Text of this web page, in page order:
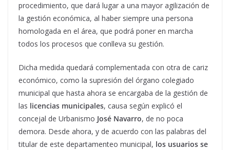
procedimiento, que dará lugar a una mayor agilización de
la gestión económica, al haber siempre una persona
homologada en el área, que podrá poner en marcha
todos los procesos que conlleva su gestión.
Dicha medida quedará complementada con otra de cariz
económico, como la supresión del órgano colegiado
municipal que hasta ahora se encargaba de la gestión de
las licencias municipales, causa según explicó el
concejal de Urbanismo José Navarro, de no poca
demora. Desde ahora, y de acuerdo con las palabras del
titular de este departamenteo municipal, los usuarios se